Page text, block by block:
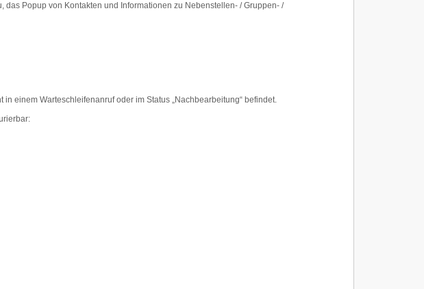
Popup von Kontakten und Informationen zu Nebenstellen- / Gruppen- /
einem Warteschleifenanruf oder im Status „Nachbearbeitung“ befindet.